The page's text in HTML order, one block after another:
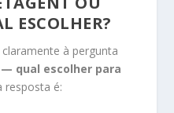
ESCOLHER?
à pergunta
qual escolher para
resposta é: